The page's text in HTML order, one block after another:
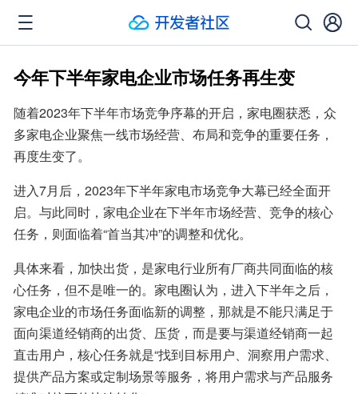
今年下半年家电企业市场任务再生变
随着2023年下半年市场竞争序幕的开启，家电圈获悉，众
多家电企业聚焦一线市场经营、布局和竞争的重要任务，
再度生变了。
进入7月后，2023年下半年家电市场竞争大幕已经全面开
启。与此同时，家电企业在下半年市场经营、竞争的核心
任务，则面临着“首当其冲”的调整和优化。
具体来看，加快出货，是家电行业所有厂商共同面临的核
心任务，但不是唯一的。家电圈认为，进入下半年之后，
家电企业的市场任务面临新的调整，那就是不能只满足于
面向渠道经销商的出货、压货，而是要与渠道经销商一起
直击用户，核心任务就是“找到目标用户、洞察用户需求、
提供产品方案或定制场景等服务，将用户需求与产品服务